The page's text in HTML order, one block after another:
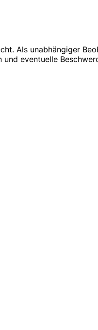
Als unabhängiger
eventuelle